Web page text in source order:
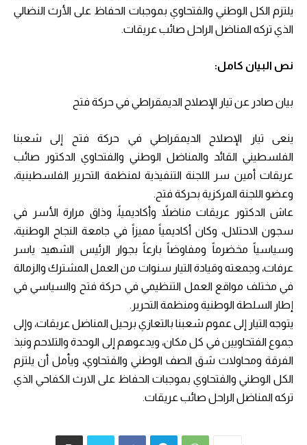
يلتزم الكل الوطني والفتحاوي بموجبات الحفاظ على الأرث النضالي
الذي تركه المناضل الراحل صائب عريقات.
نص البيان كامل:
بيان صادر عن تيار الإصلاح الديمقراطي في حركة فتح
ينعى تيار الإصلاح الديمقراطي في حركة فتح إلى شعبنا
الفلسطيني القائد والمناضل الوطني والفتحاوي الدكتور صائب
عريقات أمين سر اللجنة التنفيذية لمنظمة التحرير الفلسطينية،
وعضو اللجنة المركزية بحركة فتح.
عاش الدكتور عريقات مناضلاً وأكاديمياً، وذاق مرارة الأسر في
سجون الاحتلال، وكان أكاديمياً مميزاً في جامعة النجاح الوطنية،
وسياسياً مخضرماً ومفاوضاً بارعاً بجوار الرئيس الشهيد ياسر
عرفات، وجمعته وقيادة التيار سنوات من العمل المشترك والزمالة
في مختلف مواقع العمل التنظيمي في حركة فتح والسياسي في
إطار السلطة الوطنية ومنظمة التحرير.
يتوجه التيار إلى عموم شعبنا بالتعازي برحيل المناضل عريقات، وإلى
جموع الفتحاويين في كل مكان، ويدعوهم إلى الوحدة والتلاحم ونبذ
الفرقة ومحاولات شق الصف الوطني والفتحاوي، ويأمل أن يلتزم
الكل الوطني والفتحاوي بموجبات الحفاظ على الارث الكفاحي الذي
تركه المناضل الراحل صائب عريقات.